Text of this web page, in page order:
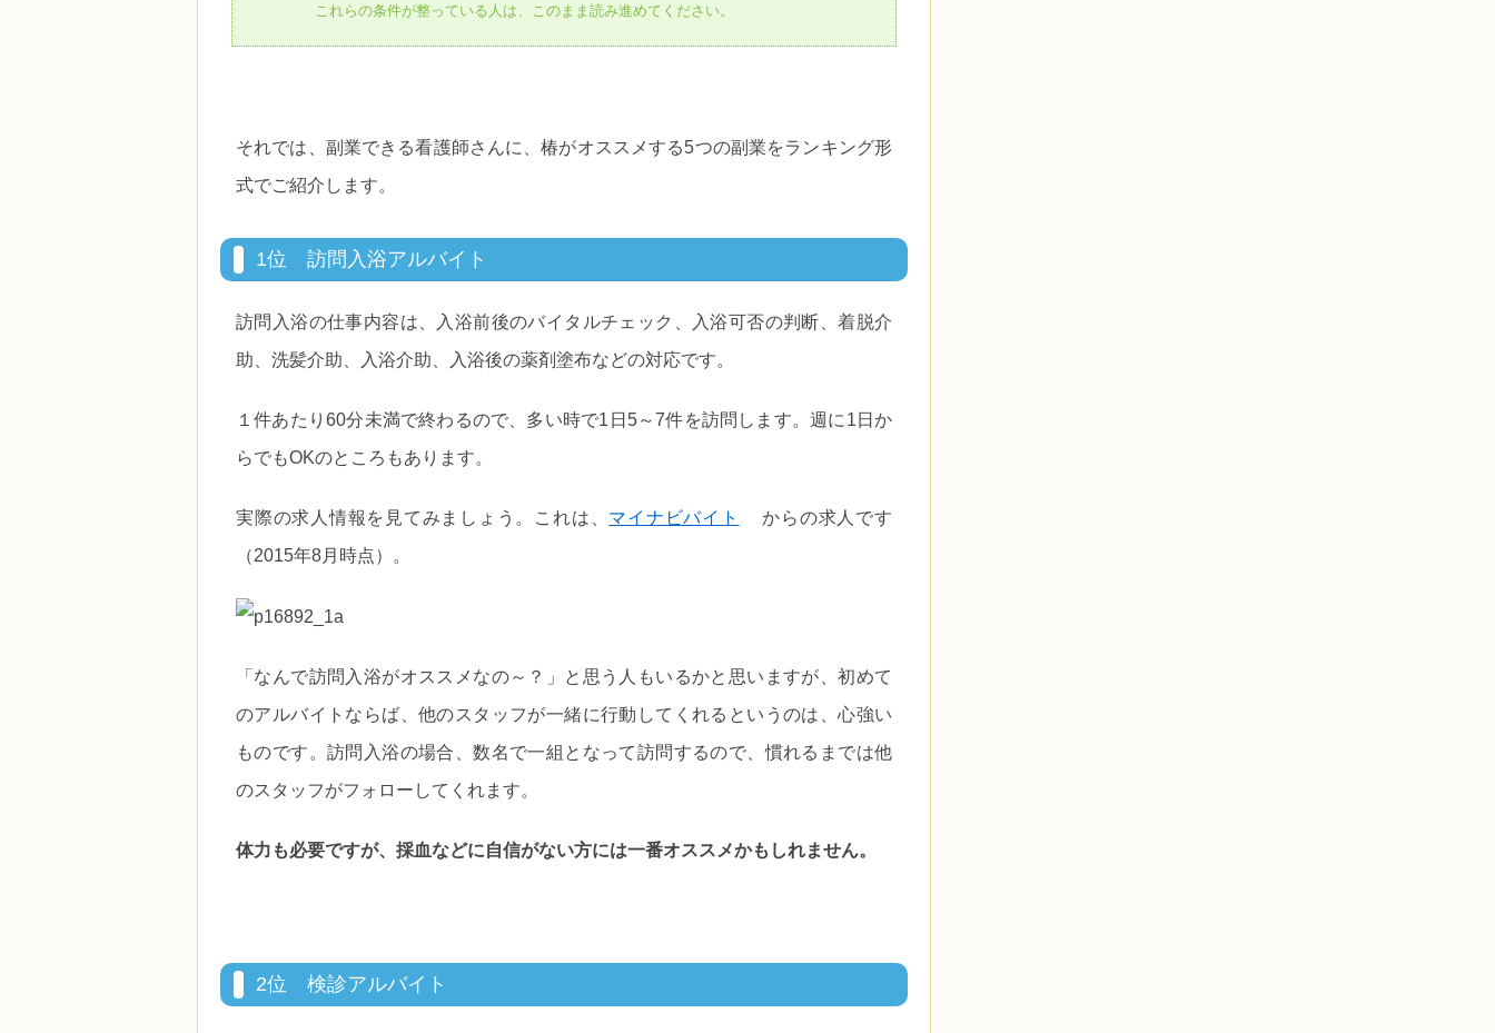
これらの条件が整っている人は、このまま読み進めてください。
それでは、副業できる看護師さんに、椿がオススメする5つの副業をランキング形
式でご紹介します。
1位 訪問入浴アルバイト
訪問入浴の仕事内容は、入浴前後のバイタルチェック、入浴可否の判断、着脱介
助、洗髪介助、入浴介助、入浴後の薬剤塗布などの対応です。
１件あたり60分未満で終わるので、多い時で1日5～7件を訪問します。週に1日か
らでもOKのところもあります。
実際の求人情報を見てみましょう。これは、 マイナビバイト
からの求人です
（2015年8月時点）。
「なんで訪問入浴がオススメなの～？」と思う人もいるかと思いますが、初めて
のアルバイトならば、他のスタッフが一緒に行動してくれるというのは、心強い
ものです。訪問入浴の場合、数名で一組となって訪問するので、慣れるまでは他
のスタッフがフォローしてくれます。
体力も必要ですが、採血などに自信がない方には一番オススメかもしれません。
2位 検診アルバイト